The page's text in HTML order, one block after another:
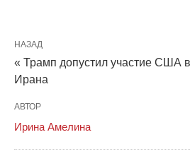
НАЗАД
« Трамп допустил участие США
Ирана
АВТОР
Ирина Амелина